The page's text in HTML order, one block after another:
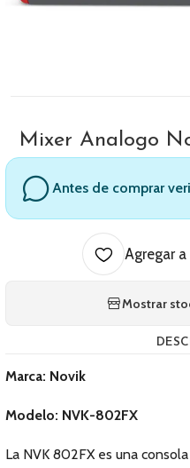
Mixer Analogo
Antes de comprar
Agregar
Mostrar
Marca: Novik
Modelo: NVK-802FX
La NVK 802FX es una